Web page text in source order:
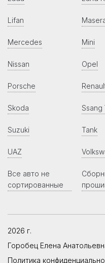
Lifan
Mercedes Mini
Nissan Opel
Porsche
Skoda Ssang
Suzuki Tank
UAZ
Все авто не
сортированные
2026 г.
Горобец Елена
Политика